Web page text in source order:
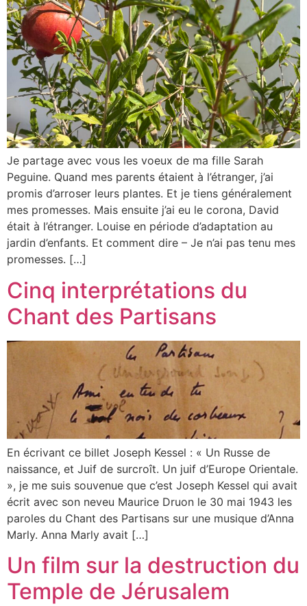
Je partage avec vous les voeux de ma fille Sarah
Peguine. Quand mes parents étaient à l’étranger, j’ai
promis d’arroser leurs plantes. Et je tiens généralement
mes promesses. Mais ensuite j’ai eu le corona, David
était à l’étranger. Louise en période d’adaptation au
jardin d’enfants. Et comment dire – Je n’ai pas tenu mes
promesses. […]
Cinq interprétations du
Chant des Partisans
En écrivant ce billet Joseph Kessel : « Un Russe de
naissance, et Juif de surcroît. Un juif d’Europe Orientale.
», je me suis souvenue que c’est Joseph Kessel qui avait
écrit avec son neveu Maurice Druon le 30 mai 1943 les
paroles du Chant des Partisans sur une musique d’Anna
Marly. Anna Marly avait […]
Un film sur la destruction du
Temple de Jérusalem